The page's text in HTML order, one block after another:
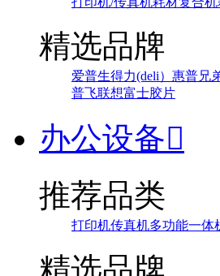
精选品牌
爱普生得力(deli） 惠普兄
普飞联想富士胶片
办公设备
推荐品类
打印机传真机多功能一体
精选品牌